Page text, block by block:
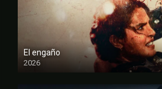
El engaño
2026
FULL HD